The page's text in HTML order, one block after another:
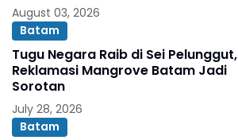
August 03, 2026
Batam
Tugu Negara Raib di Sei Pelunggut,
Reklamasi Mangrove Batam Jadi
Sorotan
July 28, 2026
Batam